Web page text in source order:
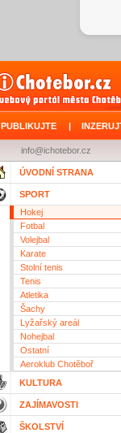
PUBLIKUJTE |
info@ichotebor.cz
ÚVODNÍ STRANA
SPORT
Hokej
Fotbal
Volejbal
Karate
Stolní tenis
Tenis
Atletika
Šachy
Lyžařský areál
Nohejbal
Ostatní
Aeroklub Chotěboř
KULTURA
ZAJÍMAVOSTI
ŠKOLSTVÍ